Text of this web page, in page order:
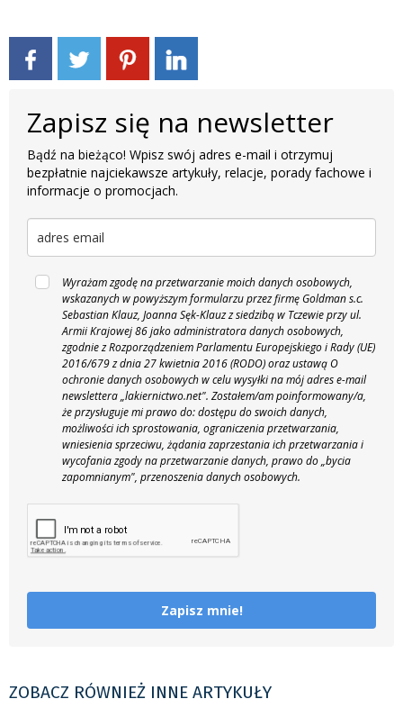
Zapisz się na newsletter
Bądź na bieżąco! Wpisz swój adres e-mail i otrzymuj
bezpłatnie najciekawsze artykuły, relacje, porady fachowe i
informacje o promocjach.
Wyrażam zgodę na przetwarzanie moich danych osobowych,
wskazanych w powyższym formularzu przez firmę Goldman s.c.
Sebastian Klauz, Joanna Sęk-Klauz z siedzibą w Tczewie przy ul.
Armii Krajowej 86 jako administratora danych osobowych,
zgodnie z Rozporządzeniem Parlamentu Europejskiego i Rady (UE)
2016/679 z dnia 27 kwietnia 2016 (RODO) oraz ustawą O
ochronie danych osobowych w celu wysyłki na mój adres e-mail
newslettera „lakiernictwo.net". Zostałem/am poinformowany/a,
że przysługuje mi prawo do: dostępu do swoich danych,
możliwości ich sprostowania, ograniczenia przetwarzania,
wniesienia sprzeciwu, żądania zaprzestania ich przetwarzania i
wycofania zgody na przetwarzanie danych, prawo do „bycia
zapomnianym", przenoszenia danych osobowych.
Zapisz mnie!
ZOBACZ RÓWNIEŻ INNE ARTYKUŁY